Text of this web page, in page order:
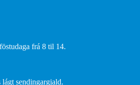
frá 8 til 14.
sendingargjald.